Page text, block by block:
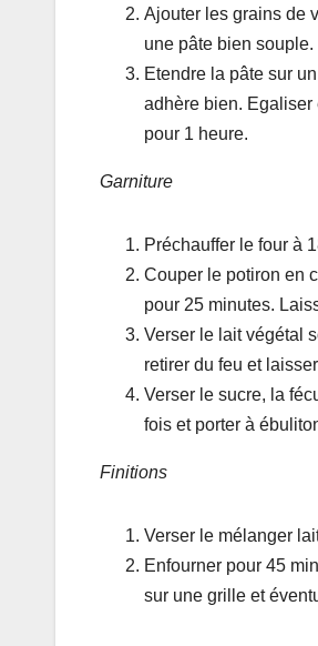
Ajouter les grains de
une pâte bien
Etendre la pâte sur
adhère bien. Egaliser
pour 1 heure.
Garniture
Préchauffer le four à
Couper le potiron en
pour 25 minutes.
Verser le lait végétal
retirer du feu et
Verser le sucre, la
fois et porter à
Finitions
Verser le mélanger
Enfourner pour 45
sur une grille et